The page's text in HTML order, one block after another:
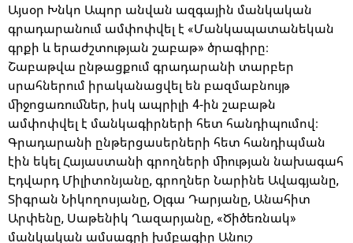
Այսօր Խնկո Ապոր անվան ազգային մանկական
գրադարանում ամփոփվել է «Մանկապատանեկան
գրքի և երաժշտության շաբաթ» ծրագիրը։
Շաբաթվա ընթացքում գրադարանի տարբեր
սրահներում իրականացվել են բազմաբնույթ
միջոցառումներ, իսկ ապրիլի 4-ին շաբաթն
ամփոփվել է մանկագիրների հետ հանդիպումով։
Գրադարանի ընթերցասերների հետ հանդիպման
էին եկել Հայաստանի գրողների միության նախագահ
Էդվարդ Միլիտոնյանը, գրողներ Նարինե Ավագյանը,
Տիգրան Նիկողոսյանը, Օլգա Դարյանը, Անահիտ
Արփենը, Սաթենիկ Ղազարյանը, «Ծիծեռնակ»
մանկական ամսագրի խմբագիր Անուշ